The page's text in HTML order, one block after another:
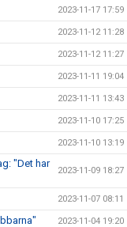
2023-11-17 17:59
2023-11-12 11:28
2023-11-12 11:27
2023-11-11 19:04
2023-11-11 13:43
2023-11-10 17:25
2023-11-10 13:19
"Det har
2023-11-09 18:27
2023-11-07 08:11
2023-11-04 19:20